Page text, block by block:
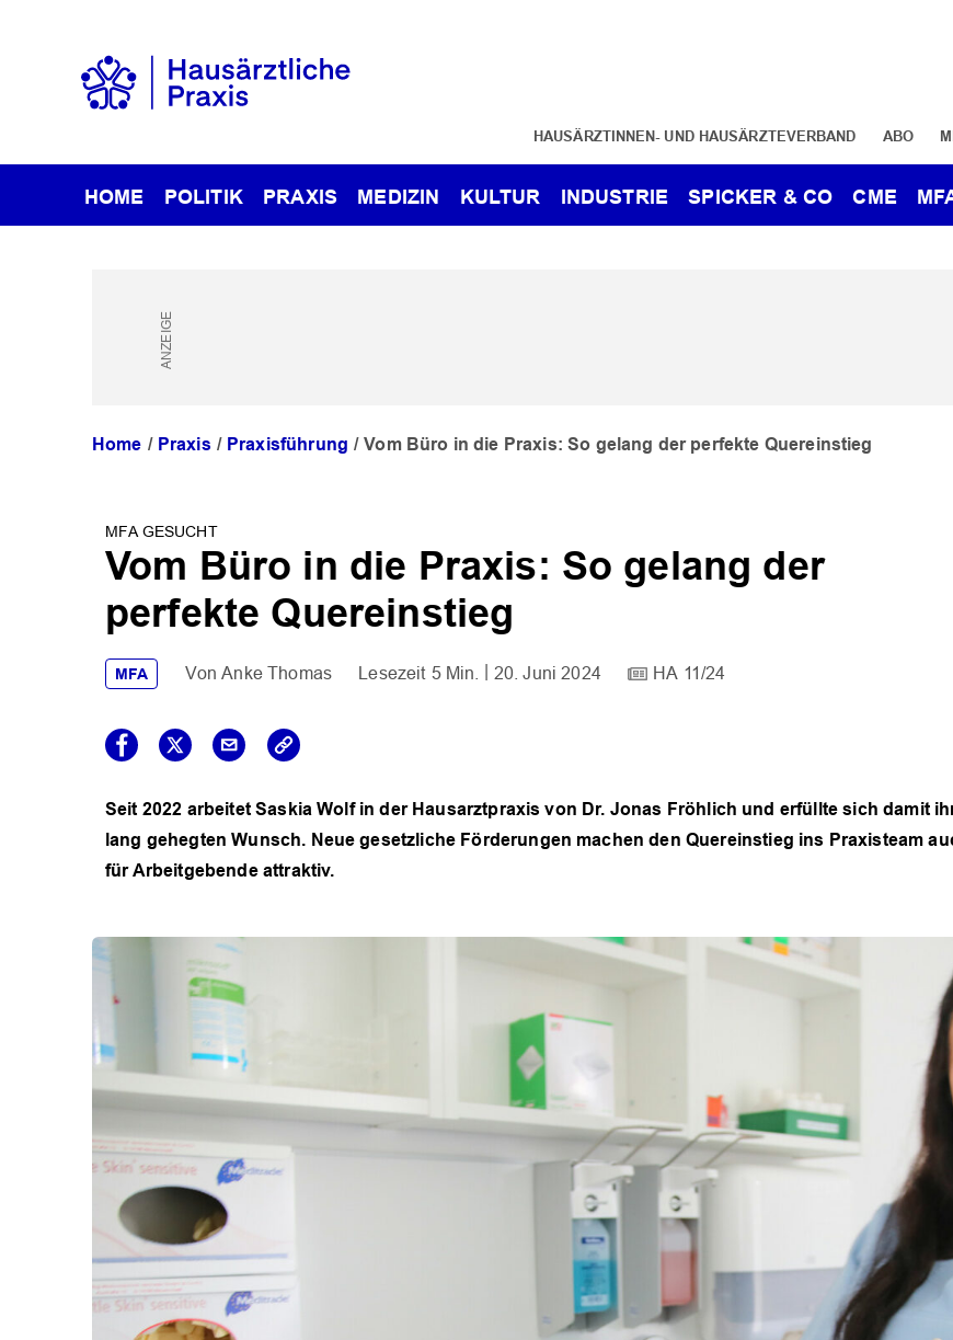
HAUSÄRZTINNEN- UND HAUSÄRZTEVERBAND ABO
HOME POLITIK PRAXIS MEDIZIN KULTUR INDUSTRIE SPICKER & CO CME
Home Praxis Praxisführung Vom Büro in die Praxis: So gelang der perfekte Quereinstieg
MFA GESUCHT
Vom Büro in die Praxis: So gelang der
perfekte Quereinstieg
MFA Anke Thomas 5 Min. 20. Juni 2024 HA 11/24
Seit 2022 arbeitet Saskia Wolf in der Hausarztpraxis von Dr. Jonas Fröhlich und erfüllte sich damit
lang gehegten Wunsch. Neue gesetzliche Förderungen machen den Quereinstieg ins Praxisteam
für Arbeitgebende attraktiv.